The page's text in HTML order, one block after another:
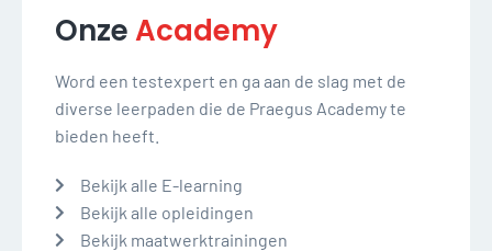
OnzeAcademy
Word een testexpert en ga aan de slag met de
diverse leerpaden die de Praegus Academy te
bieden heeft.
Bekijk alle E-learning
Bekijk alle opleidingen
Bekijk maatwerktrainingen